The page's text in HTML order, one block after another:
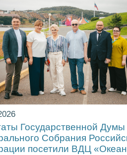
Государственной Думы
Собрания
посетили ВДЦ